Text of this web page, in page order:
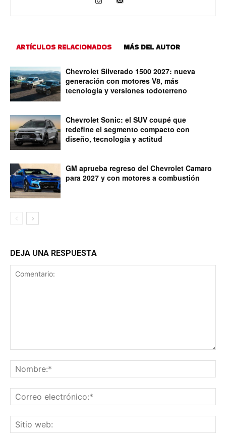
ARTÍCULOS RELACIONADOS MÁS DEL AUTOR
Chevrolet Silverado 1500 2027: nueva
generación con motores V8, más
tecnología y versiones todoterreno
Chevrolet Sonic: el SUV coupé que
redefine el segmento compacto con
diseño, tecnología y actitud
GM aprueba regreso del Chevrolet Camaro
para 2027 y con motores a combustión
DEJA UNA RESPUESTA